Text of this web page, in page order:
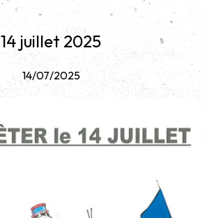
14 juillet 2025
14/07/2025